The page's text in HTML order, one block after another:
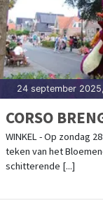
24 september
CORSO
WINKEL - Op zondag
teken van het
schitterende [...]